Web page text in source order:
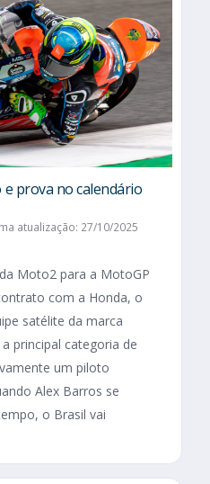
prova no calendário
atualização: 27/10/2025
Moto2 para a MotoGP
com a Honda, o
satélite da marca
principal categoria de
um piloto
Alex Barros se
o Brasil vai